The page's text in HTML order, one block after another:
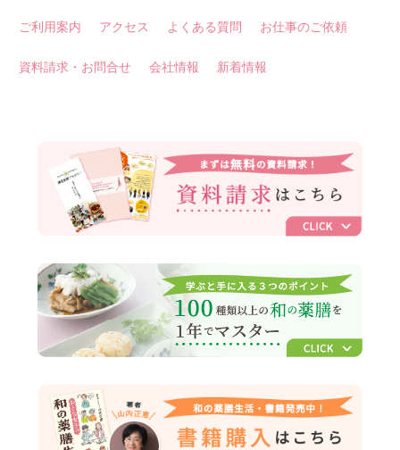
ご利用案内 アクセス よくある質問 お仕事のご依頼
資料請求・お問合せ 会社情報 新着情報